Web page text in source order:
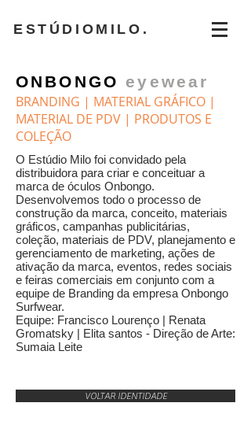
ESTÚDIOMILO.
ONBONGO eyewear
BRANDING | MATERIAL GRÁFICO |
MATERIAL DE PDV | PRODUTOS E
COLEÇÃO
O Estúdio Milo foi convidado pela
distribuidora para criar e conceituar a
marca de óculos Onbongo.
Desenvolvemos todo o processo de
construção da marca, conceito, materiais
gráficos, campanhas publicitárias,
coleção, materiais de PDV, planejamento e
gerenciamento de marketing, ações de
ativação da marca, eventos, redes sociais
e feiras comerciais em conjunto com a
equipe de Branding da empresa Onbongo
Surfwear.
Equipe: Francisco Lourenço | Renata
Gromatsky | Elita santos - Direção de Arte:
Sumaia Leite
VOLTAR IDENTIDADE